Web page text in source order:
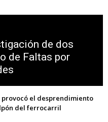
de dos
de Faltas por
el desprendimiento
del ferrocarril